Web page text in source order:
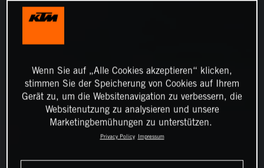
Wenn Sie auf „Alle Cookies akzeptieren“ klicken,
stimmen Sie der Speicherung von Cookies auf Ihrem
Gerät zu, um die Websitenavigation zu verbessern, die
Websitenutzung zu analysieren und unsere
Marketingbemühungen zu unterstützen.
Privacy Policy Impressum